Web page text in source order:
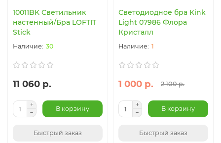
10011BK Светильник
настенный/Бра LOFTIT
Stick
30
11 060 р.
В корзину
Быстрый заказ
Светодиодное бра Kink
Light 07986 Флора
Кристалл
1
1 000 р. 2 100 р.
В корзину
Быстрый заказ